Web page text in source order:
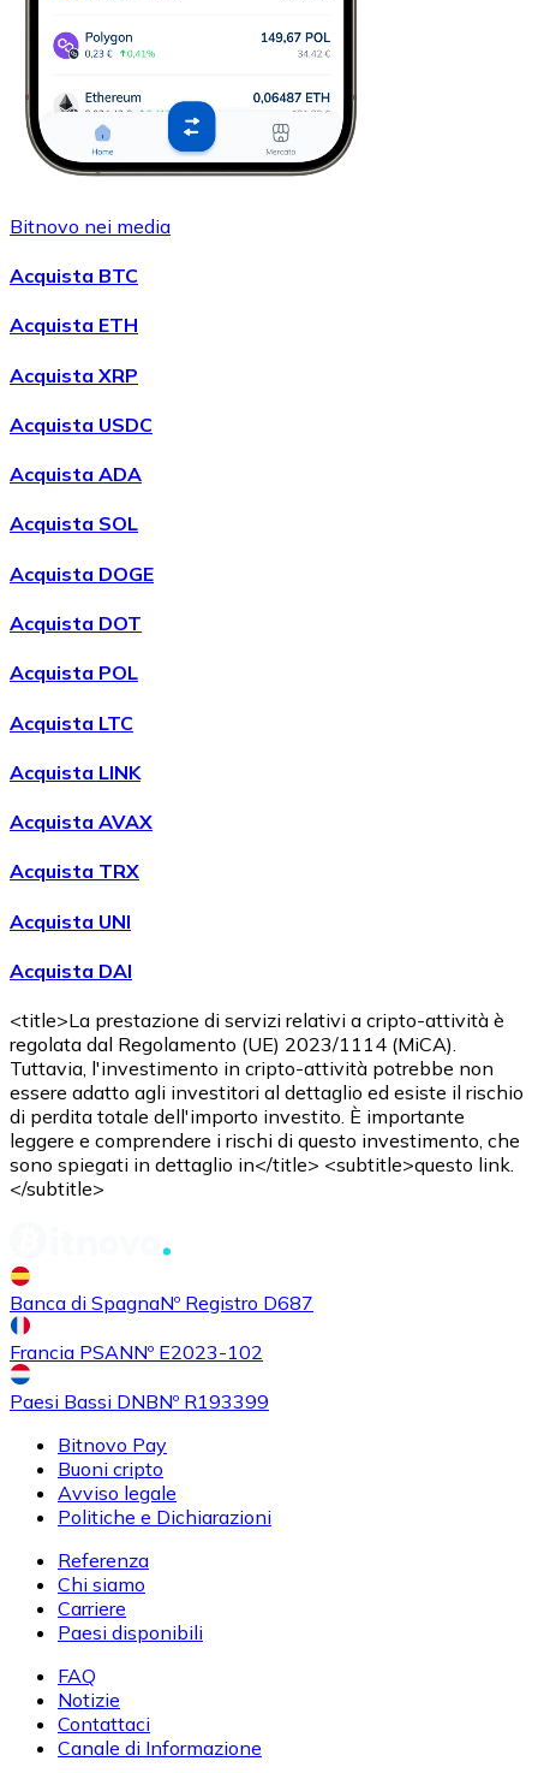
Bitnovo nei media
Acquista BTC
Acquista ETH
Acquista XRP
Acquista USDC
Acquista ADA
Acquista SOL
Acquista DOGE
Acquista DOT
Acquista POL
Acquista LTC
Acquista LINK
Acquista AVAX
Acquista TRX
Acquista UNI
Acquista DAI
<title>La prestazione di servizi relativi a cripto-attività è
regolata dal Regolamento (UE) 2023/1114 (MiCA).
Tuttavia, l'investimento in cripto-attività potrebbe non
essere adatto agli investitori al dettaglio ed esiste il rischio
di perdita totale dell'importo investito. È importante
leggere e comprendere i rischi di questo investimento, che
sono spiegati in dettaglio in</title> <subtitle>questo link.
</subtitle>
Banca di SpagnaNº Registro D687
Francia PSANNº E2023-102
Paesi Bassi DNBNº R193399
Bitnovo Pay
Buoni cripto
Avviso legale
Politiche e Dichiarazioni
Referenza
Chi siamo
Carriere
Paesi disponibili
FAQ
Notizie
Contattaci
Canale di Informazione